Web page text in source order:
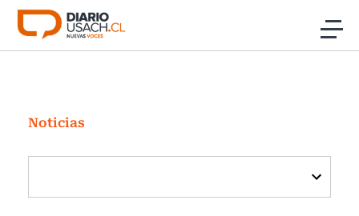
Click acá para ir directamente al contenido
Investigación
Cultura
Programas Radio y TV Usach
Noticias